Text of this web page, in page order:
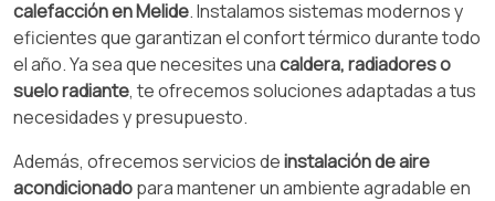
calefacción en Melide. Instalamos sistemas modernos y
eficientes que garantizan el confort térmico durante todo
el año. Ya sea que necesites unacaldera, radiadores o
suelo radiante, te ofrecemos soluciones adaptadas a tus
necesidades y presupuesto.
Además, ofrecemos servicios deinstalación de aire
acondicionadopara mantener un ambiente agradable en